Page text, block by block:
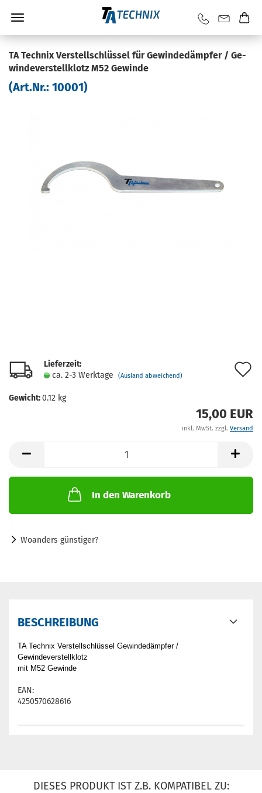
TA Tech­nix Ver­stell­schlüs­sel für Ge­win­de­dämp­fer / Ge­
win­de­ver­stell­klotz M52 Ge­win­de
(Art.Nr.: 10001)
Lieferzeit:
ca. 2-3 Werktage
(Ausland abweichend)
Gewicht:0.12 kg
15,00 EUR
inkl. MwSt. zzgl. Versand
In den Warenkorb
Woanders günstiger?
BESCHREIBUNG
TA Technix Verstellschlüssel Gewindedämpfer /
Gewindeverstellklotz
mit M52 Gewinde
EAN:
4250570628616
DIESES PRODUKT IST Z.B. KOMPATIBEL ZU: